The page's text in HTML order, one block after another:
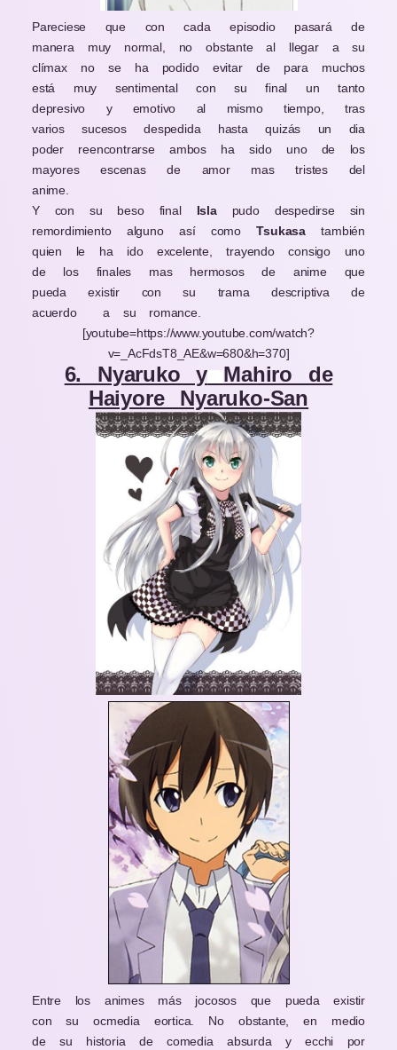
Pareciese que con cada episodio pasará de
manera muy normal, no obstante al llegar a su
clímax no se ha podido evitar de para muchos
está muy sentimental con su final un tanto
depresivo y emotivo al mismo tiempo, tras
varios sucesos despedida hasta quizás un dia
poder reencontrarse ambos ha sido uno de los
mayores escenas de amor mas tristes del
anime.
Y con su beso final Isla pudo despedirse sin
remordimiento alguno así comoTsukasatambién
quien le ha ido excelente, trayendo consigo uno
de los finales mas hermosos de anime que
pueda existir con su trama descriptiva de
acuerdo a su romance.
[youtube=https://www.youtube.com/watch?
v=_AcFdsT8_AE&w=680&h=370]
6. Nyaruko y
Mahiro de
Haiyore Nyaruko-San
Entre los animes más jocosos que pueda existir
con su ocmedia eortica. No obstante, en medio
de su historia de comedia absurda y ecchi por